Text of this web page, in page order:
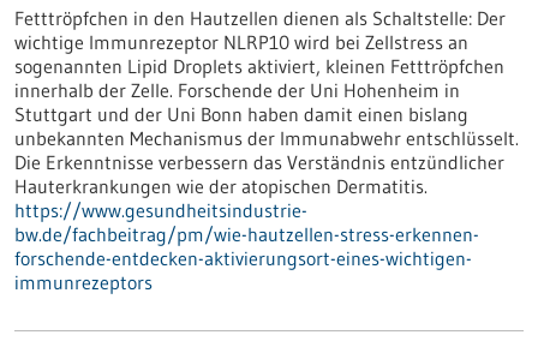
Fetttröpfchen in den Hautzellen dienen als Schaltstelle: Der
wichtige Immunrezeptor NLRP10 wird bei Zellstress an
sogenannten Lipid Droplets aktiviert, kleinen Fetttröpfchen
innerhalb der Zelle. Forschende der Uni Hohenheim in
Stuttgart und der Uni Bonn haben damit einen bislang
unbekannten Mechanismus der Immunabwehr entschlüsselt.
Die Erkenntnisse verbessern das Verständnis entzündlicher
Hauterkrankungen wie der atopischen Dermatitis.
https://www.gesundheitsindustrie-
bw.de/fachbeitrag/pm/wie-hautzellen-stress-erkennen-
forschende-entdecken-aktivierungsort-eines-wichtigen-
immunrezeptors